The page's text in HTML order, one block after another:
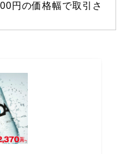
円の価格幅で取引さ